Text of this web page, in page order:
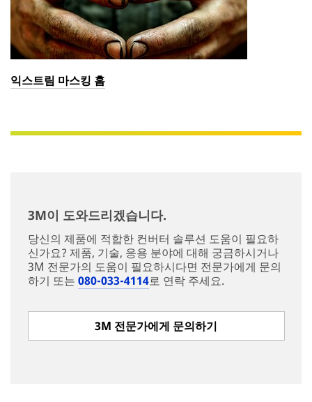
익스트림 마스킹 홈
3M이 도와드리겠습니다.
당신의 제품에 적합한 컨버터 솔루션 도움이 필요하
신가요? 제품, 기술, 응용 분야에 대해 궁금하시거나
3M 전문가의 도움이 필요하시다면 전문가에게 문의
하기 또는 080-033-4114로 연락 주세요.
3M 전문가에게 문의하기